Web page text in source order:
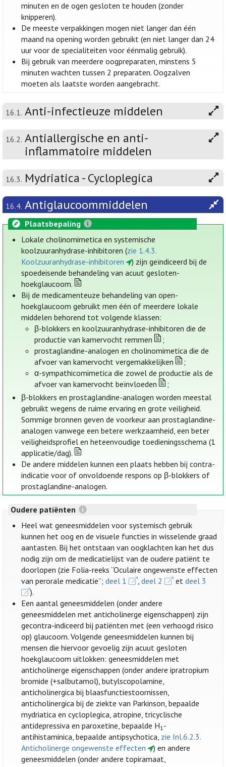
minuten en de ogen gesloten te houden (zonder
knipperen).
De meeste verpakkingen mogen niet langer dan één
maand na opening worden gebruikt (en niet langer dan 24
uur voor de specialiteiten voor éénmalig gebruik).
Bij gebruik van meerdere oogpreparaten, minstens 5
minuten wachten tussen 2 preparaten. Oogzalven
moeten als laatste worden aangebracht.
16.1. Anti-infectieuze middelen
16.2. Antiallergische en anti-
inflammatoire middelen
16.3. Mydriatica - Cycloplegica
16.4. Antiglaucoommiddelen
Plaatsbepaling
Lokale cholinomimetica en systemische
koolzuuranhydrase-inhibitoren (zie 1.4.3.
Koolzuuranhydrase-inhibitoren
) zijn geïndiceerd bij de
spoedeisende behandeling van acuut gesloten-
hoekglaucoom.
Bij de medicamenteuze behandeling van open-
hoekglaucoom gebruikt men één of meerdere lokale
middelen behorend tot volgende klassen:
β-blokkers en koolzuuranhydrase-inhibitoren die de
productie van kamervocht remmen
;
prostaglandine-analogen en cholinomimetica die de
afvoer van kamervocht vergemakkelijken
;
α-sympathicomimetica die zowel de productie als de
afvoer van kamervocht beïnvloeden
;
β-blokkers en prostaglandine-analogen worden meestal
gebruikt wegens de ruime ervaring en grote veiligheid.
Sommige bronnen geven de voorkeur aan prostaglandine-
analogen vanwege een betere werkzaamheid, een beter
veiligheidsprofiel en heteenvoudige toedieningsschema (1
applicatie/dag).
De andere middelen kunnen een plaats hebben bij contra-
indicatie voor of onvoldoende respons op β-blokkers of
prostaglandine-analogen.
Oudere patiënten
Heel wat geneesmiddelen voor systemisch gebruik
kunnen het oog en de visuele functies in wisselende graad
aantasten. Bij het ontstaan van oogklachten kan het dus
nodig zijn om de medicatielijst van de oudere patiënt te
doorlopen (zie Folia-reeks “Oculaire ongewenste effecten
van perorale medicatie”;deel 1 ,deel 2 etdeel 3
).
Een aantal geneesmiddelen (onder andere
geneesmiddelen met anticholinerge eigenschappen) zijn
gecontra-indiceerd bij patiënten met (een verhoogd risico
op) glaucoom. Volgende geneesmiddelen kunnen bij
mensen die hiervoor gevoelig zijn acuut gesloten
hoekglaucoom uitlokken: geneesmiddelen met
anticholinerge eigenschappen (onder andere ipratropium
bromide (+salbutamol), butylscopolamine,
anticholinergica bij blaasfunctiestoornissen,
anticholinergica bij de ziekte van Parkinson, bepaalde
mydriatica en cycloplegica, atropine, tricyclische
antidepressiva en paroxetine, bepaalde H1-
antihistaminica, bepaalde antipsychotica, zie Inl.6.2.3.
Anticholinerge ongewenste effecten
) en andere
geneesmiddelen (onder andere topiramaat,